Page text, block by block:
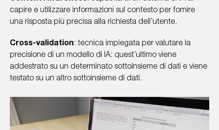
capire e utilizzare informazioni sul contesto per fornire
una risposta più precisa alla richiesta dell’utente.
Cross-validation: tecnica impiegata per valutare la
precisione di un modello di IA: quest’ultimo viene
addestrato su un determinato sottoinsieme di dati e viene
testato su un altro sottoinsieme di dati.